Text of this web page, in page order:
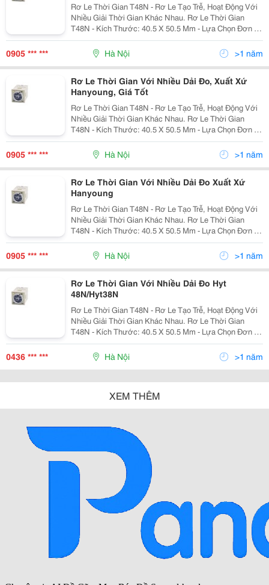
Rơ Le Thời Gian T48N - Rơ Le Tạo Trễ, Hoạt Động Với
Nhiều Giải Thời Gian Khác Nhau. Rơ Le Thời Gian
T48N - Kích Thước: 40.5 X 50.5 Mm - Lựa Chọn Đơn Vị
Của Dải Thời Gian: Giờ, Phút, Giây - Hoạt Động Với
Nhiều Dải Thời Gian
0905 *** *** Hà Nội >1 năm
Rơ Le Thời Gian Với Nhiều Dải Đo, Xuất Xứ
Hanyoung, Giá Tốt
Rơ Le Thời Gian T48N - Rơ Le Tạo Trễ, Hoạt Động Với
Nhiều Giải Thời Gian Khác Nhau. Rơ Le Thời Gian
T48N - Kích Thước: 40.5 X 50.5 Mm - Lựa Chọn Đơn Vị
Của Dải Thời Gian: Giờ, Phút, Giây - Hoạt Động Với
Nhiều Dải Thời Gian
0905 *** *** Hà Nội >1 năm
Rơ Le Thời Gian Với Nhiều Dải Đo Xuất Xứ
Hanyoung
Rơ Le Thời Gian T48N - Rơ Le Tạo Trễ, Hoạt Động Với
Nhiều Giải Thời Gian Khác Nhau. Rơ Le Thời Gian
T48N - Kích Thước: 40.5 X 50.5 Mm - Lựa Chọn Đơn Vị
Của Dải Thời Gian: Giờ, Phút, Giây - Hoạt Động Với
Nhiều Dải Thời Gian
0905 *** *** Hà Nội >1 năm
Rơ Le Thời Gian Với Nhiều Dải Đo Hyt
48N/Hyt38N
Rơ Le Thời Gian T48N - Rơ Le Tạo Trễ, Hoạt Động Với
Nhiều Giải Thời Gian Khác Nhau. Rơ Le Thời Gian
T48N - Kích Thước: 40.5 X 50.5 Mm - Lựa Chọn Đơn Vị
Của Dải Thời Gian: Giờ, Phút, Giây - Hoạt Động Với
Nhiều Dải Thời Gian
0436 *** *** Hà Nội >1 năm
XEM THÊM